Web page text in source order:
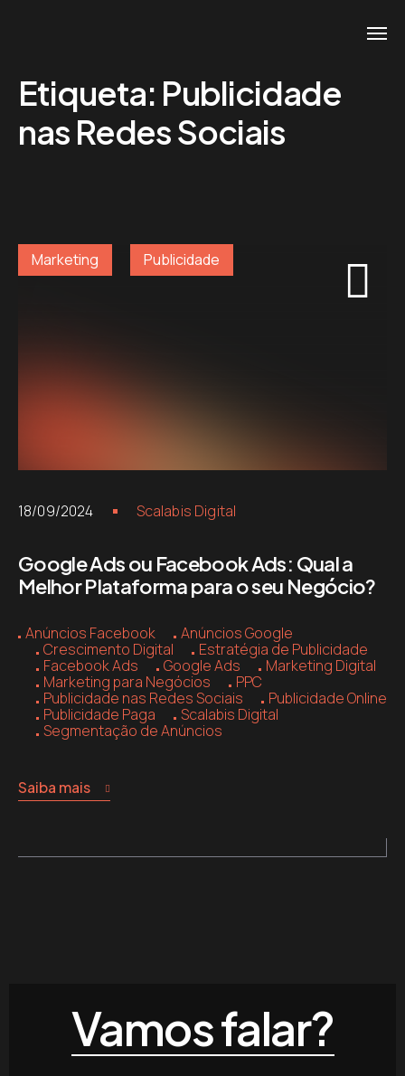
Etiqueta: Publicidade
nas Redes Sociais
Marketing Publicidade
18/09/2024 Scalabis Digital
Google Ads ou Facebook Ads: Qual a
Melhor Plataforma para o seu Negócio?
Anúncios Facebook
Anúncios Google
Crescimento Digital
Estratégia de Publicidade
Facebook Ads
Google Ads
Marketing Digital
Marketing para Negócios
PPC
Publicidade nas Redes Sociais
Publicidade Online
Publicidade Paga
Scalabis Digital
Segmentação de Anúncios
Saiba mais
Vamos falar?